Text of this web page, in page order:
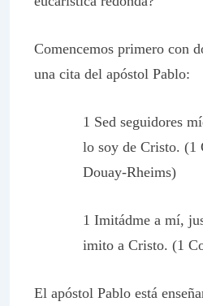
Comencemos primero con
una cita del apóstol Pablo:
1 Sed seguidores
lo soy de Cristo. (1
Douay-Rheims)
1 Imitádme a mí,
imito a Cristo. (1
El apóstol Pablo está